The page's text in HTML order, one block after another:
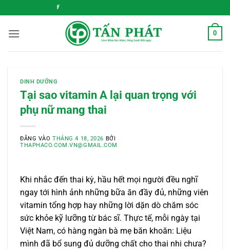
qua
nội
0
DINH DƯỠNG
Tại sao vitamin A lại quan trọng với
phụ nữ mang thai
ĐĂNG VÀOTHÁNG 4 18, 2026 BỞI
THAPHACO.COM.VN@GMAIL.COM
Khi nhắc đến thai kỳ, hầu hết mọi người đều nghĩ
ngay tới hình ảnh những bữa ăn đầy đủ, những viên
vitamin tổng hợp hay những lời dặn dò chăm sóc
sức khỏe kỹ lưỡng từ bác sĩ. Thực tế, mỗi ngày tại
Việt Nam, có hàng ngàn bà mẹ băn khoăn: Liệu
mình đã bổ sung đủ dưỡng chất cho thai nhi chưa?